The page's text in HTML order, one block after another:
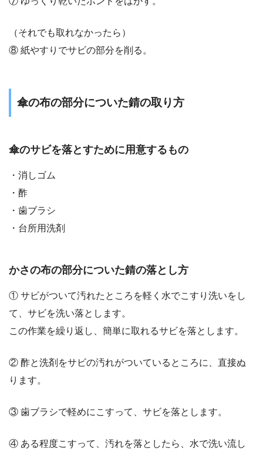
（それでも取れなかったら）
⑧ 紙やすりでサビの部分を削る。
傘の布の部分についた錆の取り方
傘のサビを落とすために用意するもの
・消しゴム
・酢
・歯ブラシ
・台所用洗剤
かさの布の部分についた錆の落とし方
① サビがついて汚れたところを軽く水でこすり洗いをし
て、サビを洗い落とします。
この作業を繰り返し、簡単に取れるサビを落とします。
② 酢と洗剤をサビの汚れがついているところに、直接ぬ
ります。
③ 歯ブラシで軽めにこすって、サビを落とします。
④ ある程度こすって、汚れを落としたら、水で洗い流し